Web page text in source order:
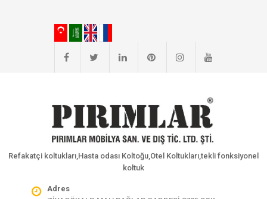
Refakatçi koltukları,Hasta odası Koltoğu,Otel Koltukları,tekli fonksiyonel
koltuk
Adres